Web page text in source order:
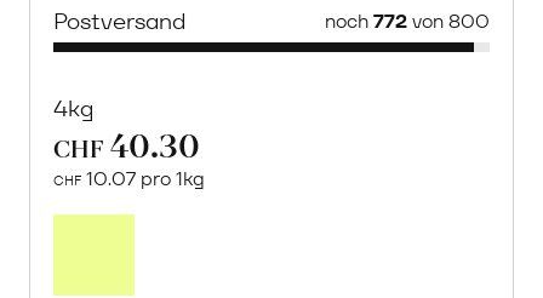
Postversand noch772von 800
4kg
CHF 40.30
CHF 10.07 pro 1kg